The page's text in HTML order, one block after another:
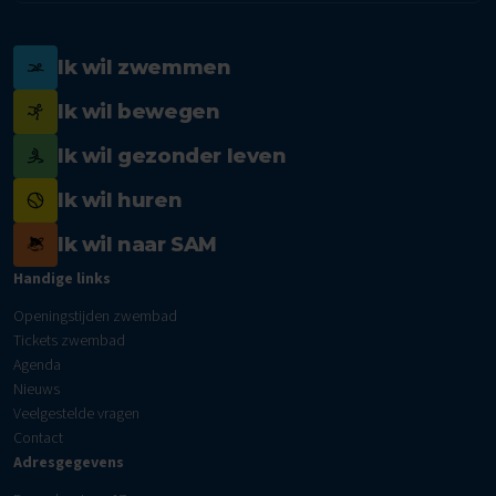
Ik wil zwemmen
Ik wil bewegen
Ik wil gezonder leven
Ik wil huren
Ik wil naar SAM
Handige links
Openingstijden zwembad
Tickets zwembad
Agenda
Nieuws
Veelgestelde vragen
Contact
Adresgegevens